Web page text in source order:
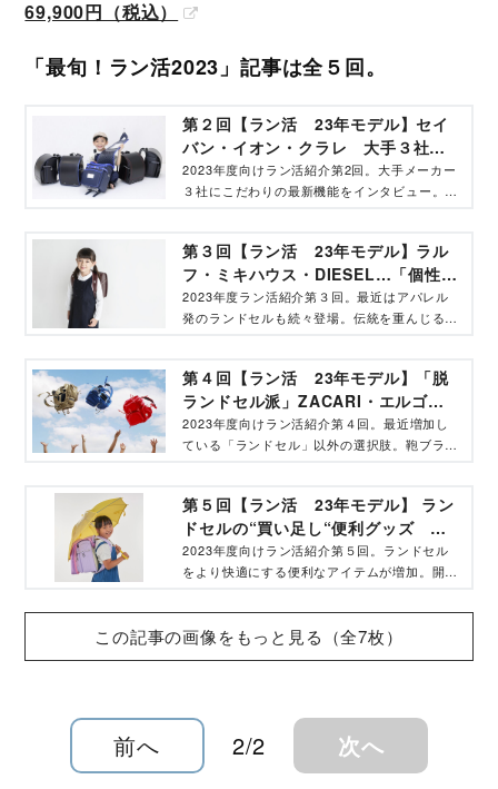
69,900円（税込）
「最旬！ラン活2023」記事は全５回。
第２回【ラン活 23年モデル】セイ
バン・イオン・クラレ 大手３社
は“収納力&背負いやすさ“を追求
2023年度向けラン活紹介第2回。大手メーカー
３社にこだわりの最新機能をインタビュー。こ
ゆくラン活の、各社のアプローチとは。
第３回【ラン活 23年モデル】ラル
フ・ミキハウス・DIESEL…「個性派
ランドセル」が人気ブランドから
続々！
2023年度ラン活紹介第３回。最近はアパレル
発のランドセルも続々登場。伝統を重んじる正
5ブランドのアパレルランドセルを紹介。
第４回【ラン活 23年モデル】「脱
ランドセル派」ZACARI・エルゴラ
ンセル・NuLANDが創る「新リュッ
ク型」は “軽い、丈夫、安い”
2023年度向けラン活紹介第４回。最近増加し
ている「ランドセル」以外の選択肢。鞄ブラン
第５回【ラン活 23年モデル】 ラン
ドセルの“買い足し“便利グッズ 重
さ軽減〜PC対応で超快適！
2023年度向けラン活紹介第５回。ランドセル
をより快適にする便利なアイテムが増加。開発
策、新しく教材にくわわったタブレットを入れ
るケース、除菌スプレーまで。
この記事の画像をもっと見る（全7枚）
前へ 2/2 次へ